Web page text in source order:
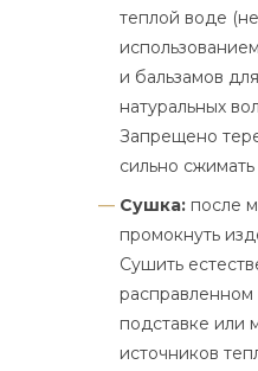
теплой воде
и бальзамов
натуральных
Запрещено
сильно
Сушка: после
промокнуть
Сушить
подставке или
источников